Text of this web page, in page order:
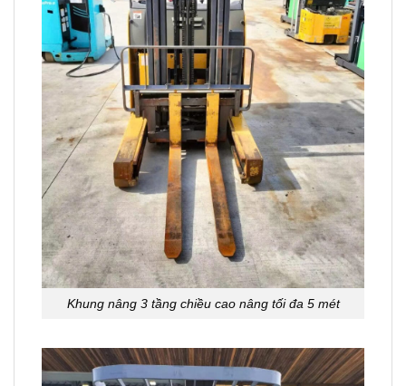
Khung nâng 3 tầng chiều cao nâng tối đa 5 mét